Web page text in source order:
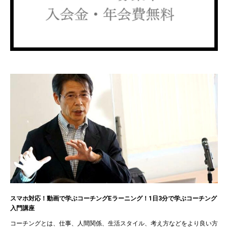
スマホ対応！動画で学ぶコーチングEラーニング！1日3分で学ぶコーチング
入門講座
コーチングとは、仕事、人間関係、生活スタイル、考え方などをより良い方